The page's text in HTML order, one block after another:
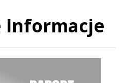
Informacje